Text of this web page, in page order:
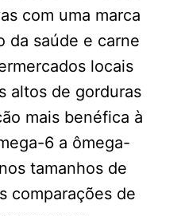
com uma marca
da saúde e carne
locais
altos de gorduras
mais benéfica à
6 a ômega-
tamanhos de
comparações de